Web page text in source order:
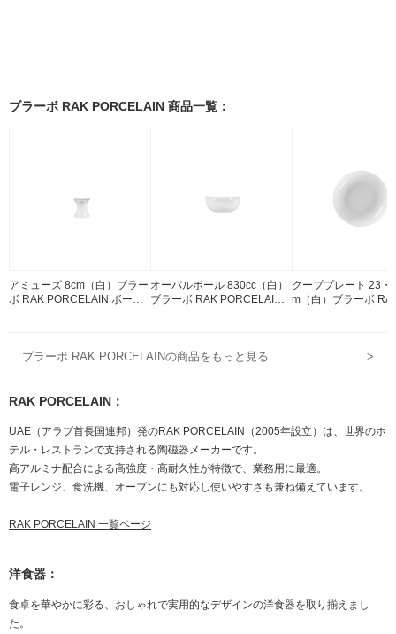
ブラーボ RAK PORCELAIN 商品一覧：
アミューズ 8cm（白）ブラー
ボ RAK PORCELAIN ボーン
オーバルボール 830cc（白）
ブラーボ RAK PORCELAIN
クーププレート 23・
m（白）ブラーボ
ブラーボ RAK PORCELAINの商品をもっと見る >
RAK PORCELAIN：
UAE（アラブ首長国連邦）発のRAK PORCELAIN（2005年設立）は、世界のホ
テル・レストランで支持される陶磁器メーカーです。
高アルミナ配合による高強度・高耐久性が特徴で、業務用に最適。
電子レンジ、食洗機、オーブンにも対応し使いやすさも兼ね備えています。
RAK PORCELAIN 一覧ページ
洋食器：
食卓を華やかに彩る、おしゃれで実用的なデザインの洋食器を取り揃えまし
た。